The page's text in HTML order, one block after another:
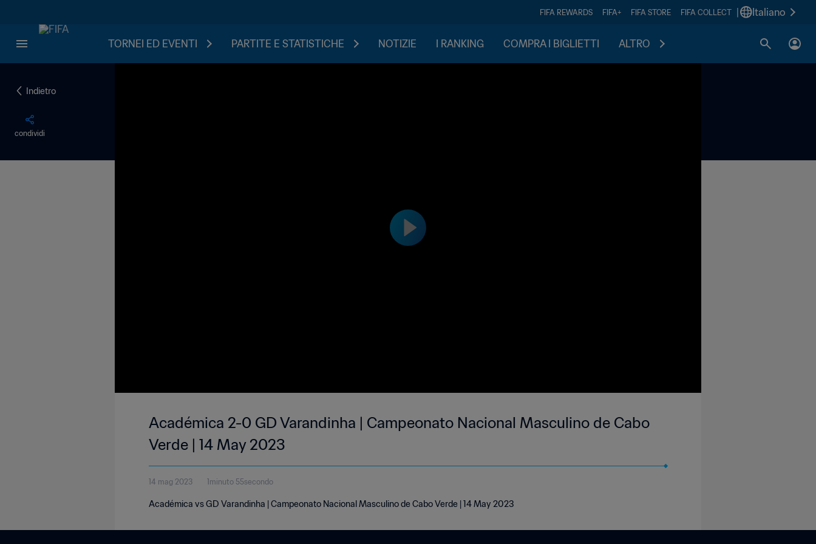
FIFA REWARDS FIFA+ FIFA STORE FIFA COLLECT Italiano
TORNEI ED EVENTI PARTITE E STATISTICHE NOTIZIE I RANKING COMPRA I BIGLIETTI ALTRO
Indietro
condividi
Académica 2-0 GD Varandinha | Campeonato Nacional Masculino de Cabo
Verde | 14 May 2023
14 mag 2023 1minuto 55secondo
Académica vs GD Varandinha | Campeonato Nacional Masculino de Cabo Verde | 14 May 2023